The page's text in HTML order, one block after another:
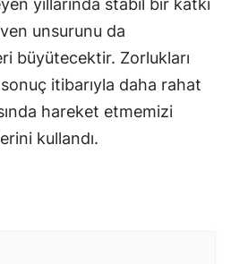
yıllarında stabil bir katkı
unsurunu da
büyütecektir. Zorlukları
itibarıyla daha rahat
hareket etmemizi
kullandı.